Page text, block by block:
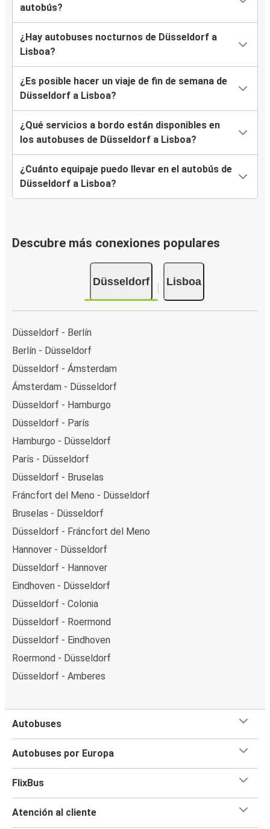
autobús?
¿Hay autobuses nocturnos de Düsseldorf a
Lisboa?
¿Es posible hacer un viaje de fin de semana de
Düsseldorf a Lisboa?
¿Qué servicios a bordo están disponibles en
los autobuses de Düsseldorf a Lisboa?
¿Cuánto equipaje puedo llevar en el autobús de
Düsseldorf a Lisboa?
Descubre más conexiones populares
Düsseldorf Lisboa
Düsseldorf - Berlín
Berlín - Düsseldorf
Düsseldorf - Ámsterdam
Ámsterdam - Düsseldorf
Düsseldorf - Hamburgo
Düsseldorf - París
Hamburgo - Düsseldorf
París - Düsseldorf
Düsseldorf - Bruselas
Fráncfort del Meno - Düsseldorf
Bruselas - Düsseldorf
Düsseldorf - Fráncfort del Meno
Hannover - Düsseldorf
Düsseldorf - Hannover
Eindhoven - Düsseldorf
Düsseldorf - Colonia
Düsseldorf - Roermond
Düsseldorf - Eindhoven
Roermond - Düsseldorf
Düsseldorf - Amberes
Autobuses
Autobuses por Europa
FlixBus
Atención al cliente